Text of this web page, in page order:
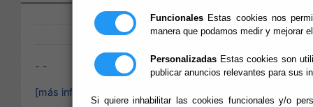
Funcionales Estas cookies nos
manera que podamos medir y mejorar
Personalizadas Estas cookies son
publicar anuncios relevantes para sus
Si quiere inhabilitar las cookies funcionales y/o
- -
Publicado:
[más información]